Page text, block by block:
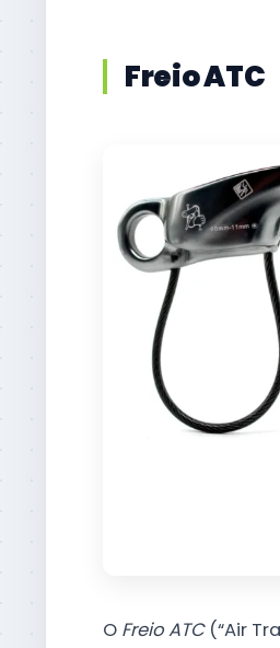
Freio ATC
O Freio ATC(“Air